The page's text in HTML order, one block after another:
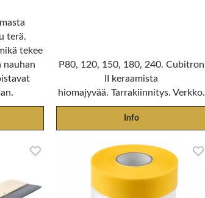
terä.
tekee
nauhan
P80, 120, 150, 180, 240. Cubitron
II keraamista
hiomajyvää. Tarrakiinnitys. Verkko.
Info